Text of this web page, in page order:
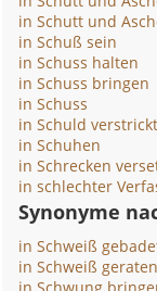
in Schutt und
in Schuß sein
in Schuss halten
in Schuss bringen
in Schuss
in Schuld verstrickt
in Schuhen
in Schrecken
in schlechter
Synonyme
in Schweiß
in Schweiß geraten